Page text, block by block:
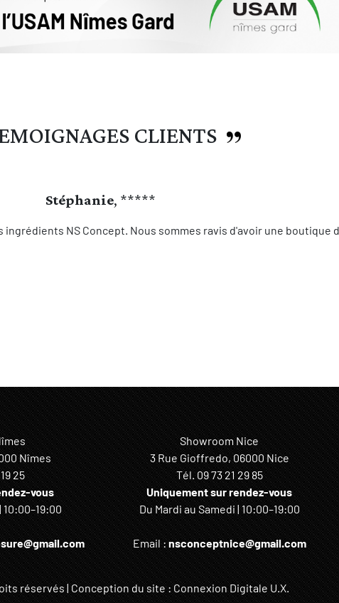
CLIENTS
Stéphanie, *****
NS Concept. Nous sommes ravis d'avoir une boutique
Nîmes
25
vous
10:00–19:00
Showroom Nice
3 Rue Gioffredo, 06000 Nice
Tél. 09 73 21 29 85
Uniquement sur rendez-vous
Du Mardi au Samedi | 10:00–19:00
Email : nsconceptnice@gmail.com
réservés | Conception du site : Connexion Digitale U.X.